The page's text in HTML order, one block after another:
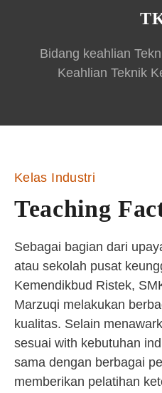
Bidang keahlian
Keahlian Teknik
Kelas Industri
Teaching
Sebagai bagian dari
atau sekolah pusat
Kemendikbud Ristek,
Marzuqi melakukan
kualitas. Selain
sesuai with kebutuhan
sama dengan berbagai
memberikan pelatihan